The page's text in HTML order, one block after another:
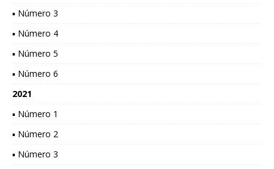
▪ Número 3
▪ Número 4
▪ Número 5
▪ Número 6
2021
▪ Número 1
▪ Número 2
▪ Número 3